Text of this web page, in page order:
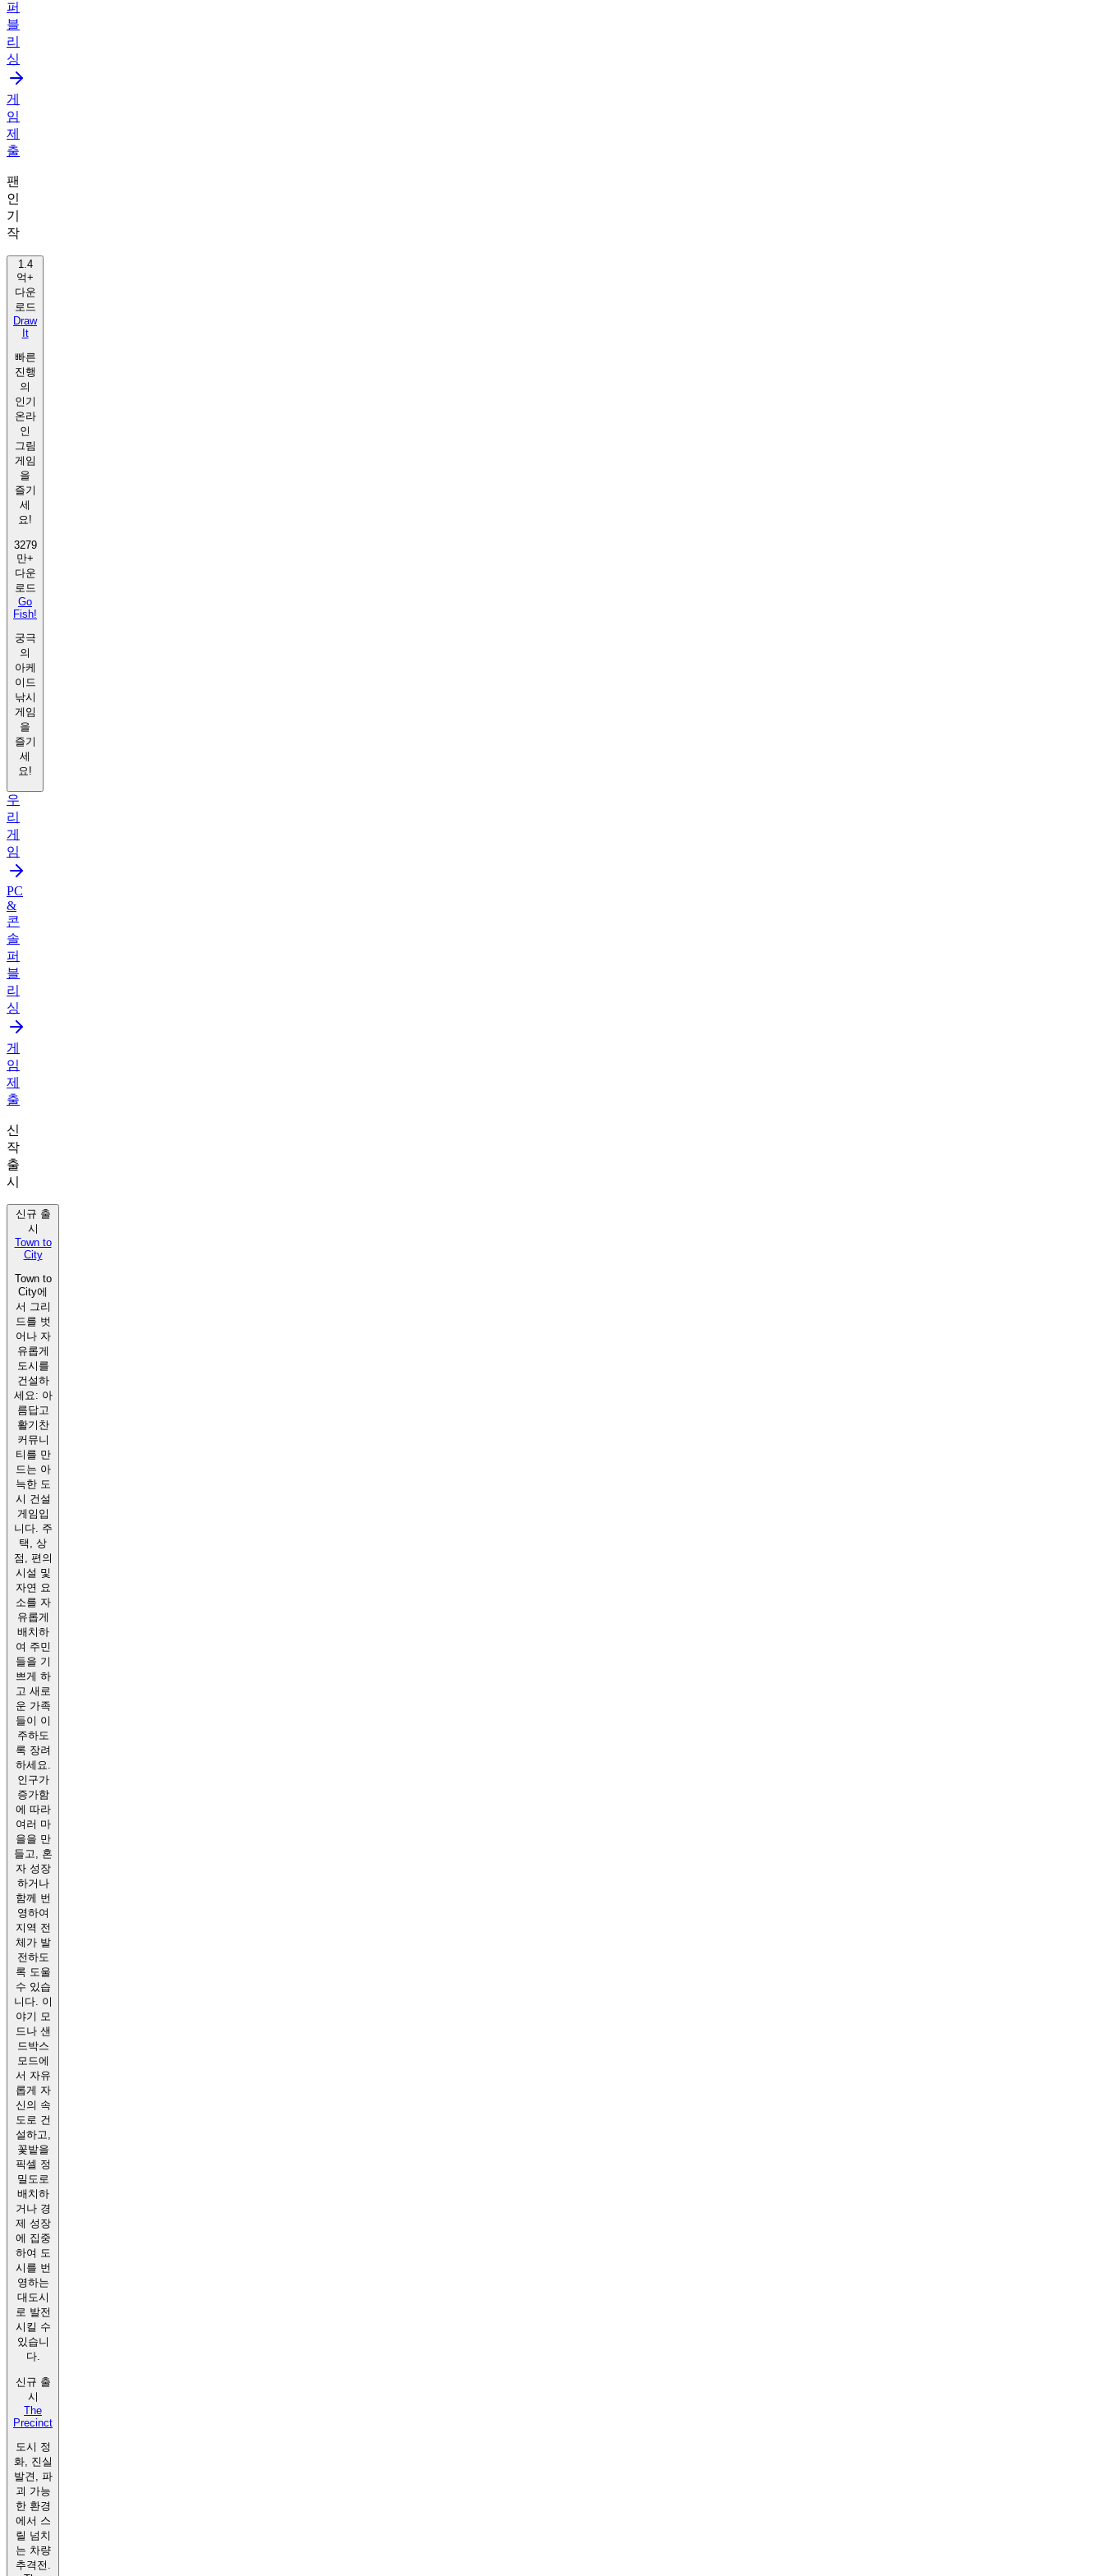
퍼
블
리
싱
게
임
제
출
팬
인
기
작
1.4
억+
다운
로드
Draw
It
빠른
진행
의
인기
온라
인
그림
게임
을
즐기
세
요!
3279
만+
다운
로드
Go
Fish!
궁극
의
아케
이드
낚시
게임
을
즐기
세
요!
우
리
게
임
PC
&
콘
솔
퍼
블
리
싱
게
임
제
출
신
작
출
시
신규 출
시
Town to
City
Town to
City에
서 그리
드를 벗
어나 자
유롭게
도시를
건설하
세요: 아
름답고
활기찬
커뮤니
티를 만
드는 아
늑한 도
시 건설
게임입
니다. 주
택, 상
점, 편의
시설 및
자연 요
소를 자
유롭게
배치하
여 주민
들을 기
쁘게 하
고 새로
운 가족
들이 이
주하도
록 장려
하세요.
인구가
증가함
에 따라
여러 마
을을 만
들고, 혼
자 성장
하거나
함께 번
영하여
지역 전
체가 발
전하도
록 도울
수 있습
니다. 이
야기 모
드나 샌
드박스
모드에
서 자유
롭게 자
신의 속
도로 건
설하고,
꽃밭을
픽셀 정
밀도로
배치하
거나 경
제 성장
에 집중
하여 도
시를 번
영하는
대도시
로 발전
시킬 수
있습니
다.
신규 출
시
The
Precinct
도시 정
화, 진실
발견, 파
괴 가능
한 환경
에서 스
릴 넘치
는 차량
추격전.